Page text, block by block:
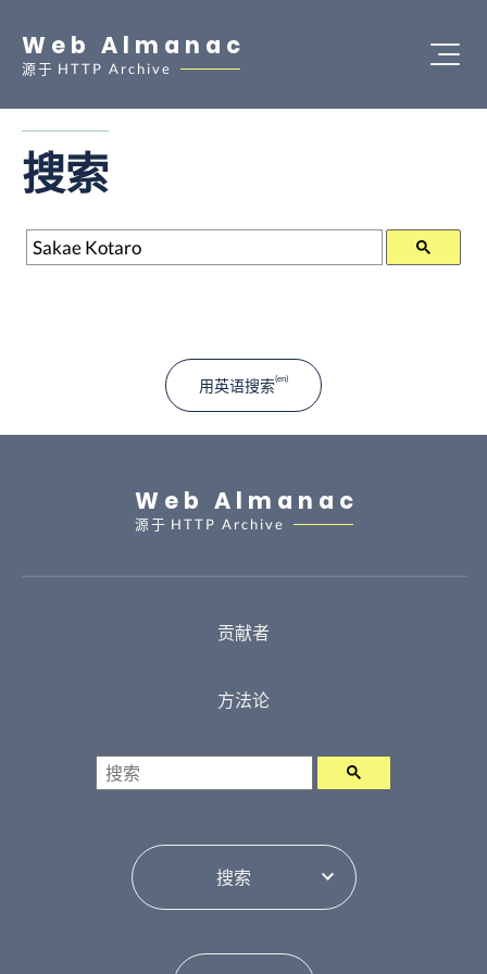
Web Almanac
源于 HTTP Archive
搜索
搜索
用英语搜索
Web Almanac
源于 HTTP Archive
贡献者
方法论
搜索
目录切换